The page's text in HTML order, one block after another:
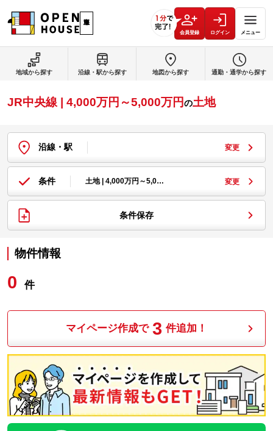
会員登録 ログイン メニュー
JR中央線 | 4,000万円～5,000万円の土地
沿線・駅 変更
条件 土地 | 4,000万円～5,0… 変更
条件保存
物件情報
0 件
マイページ作成で 3 件追加！
地域から探す 沿線・駅から探す 地図から探す 通勤・通学から探す